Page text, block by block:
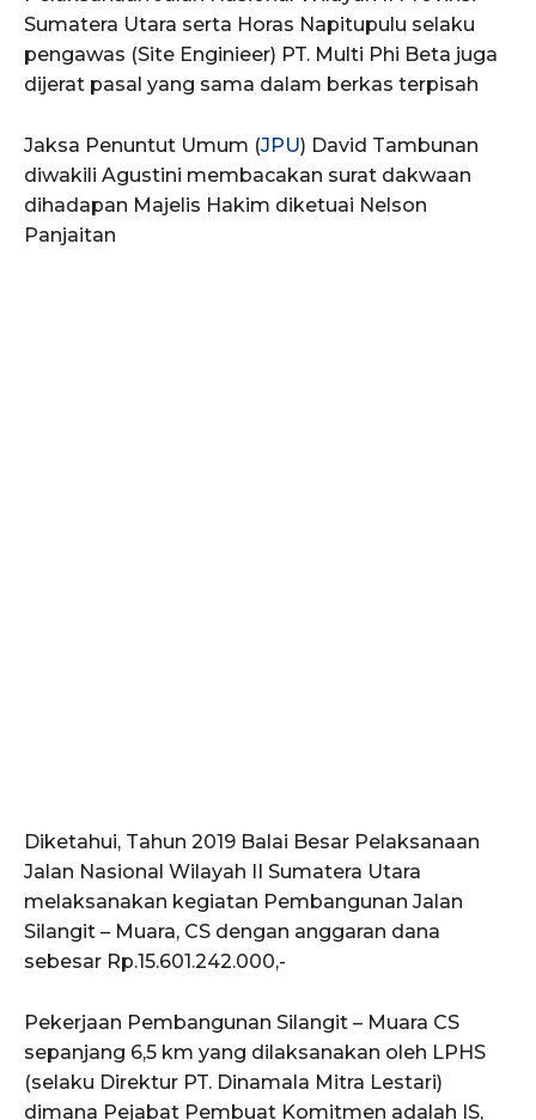
Sumatera Utara serta Horas Napitupulu selaku
pengawas (Site Enginieer) PT. Multi Phi Beta juga
dijerat pasal yang sama dalam berkas terpisah
Jaksa Penuntut Umum (JPU) David Tambunan
diwakili Agustini membacakan surat dakwaan
dihadapan Majelis Hakim diketuai Nelson
Panjaitan
Diketahui, Tahun 2019 Balai Besar Pelaksanaan
Jalan Nasional Wilayah II Sumatera Utara
melaksanakan kegiatan Pembangunan Jalan
Silangit – Muara, CS dengan anggaran dana
sebesar Rp.15.601.242.000,-
Pekerjaan Pembangunan Silangit – Muara CS
sepanjang 6,5 km yang dilaksanakan oleh LPHS
(selaku Direktur PT. Dinamala Mitra Lestari)
dimana Pejabat Pembuat Komitmen adalah IS,